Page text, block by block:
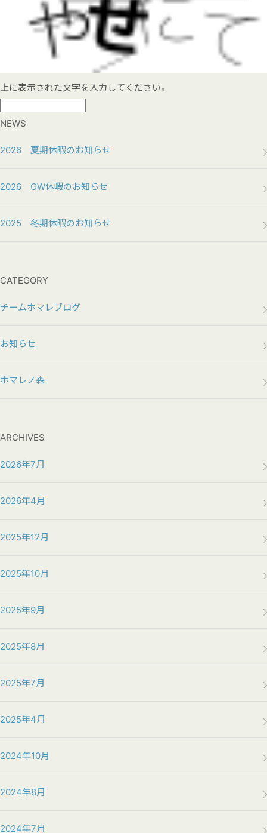
上に表示された文字を入力してください。
NEWS
2026 夏期休暇のお知らせ
2026 GW休暇のお知らせ
2025 冬期休暇のお知らせ
CATEGORY
チームホマレブログ
お知らせ
ホマレノ森
ARCHIVES
2026年7月
2026年4月
2025年12月
2025年10月
2025年9月
2025年8月
2025年7月
2025年4月
2024年10月
2024年8月
2024年7月